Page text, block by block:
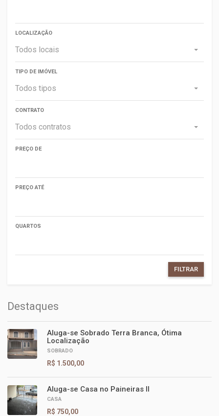
LOCALIZAÇÃO
Todos locais
TIPO DE IMÓVEL
Todos tipos
CONTRATO
Todos contratos
PREÇO DE
PREÇO ATÉ
QUARTOS
FILTRAR
Destaques
Aluga-se Sobrado Terra Branca, Ótima
Localização
SOBRADO
R$ 1.500,00
Aluga-se Casa no Paineiras II
CASA
R$ 750,00